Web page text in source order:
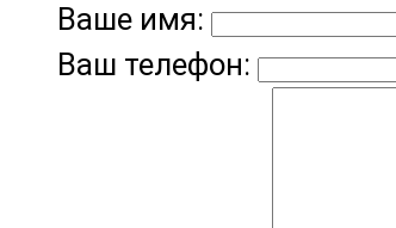
Ваше имя:
Ваш телефон: